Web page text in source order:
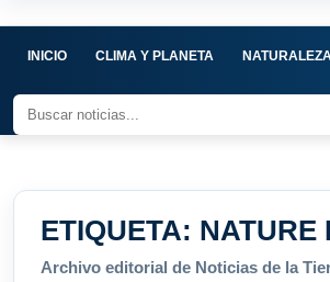
INICIO CLIMA Y PLANETA
ETIQUETA: NATURE
Archivo editorial de Noticias de la